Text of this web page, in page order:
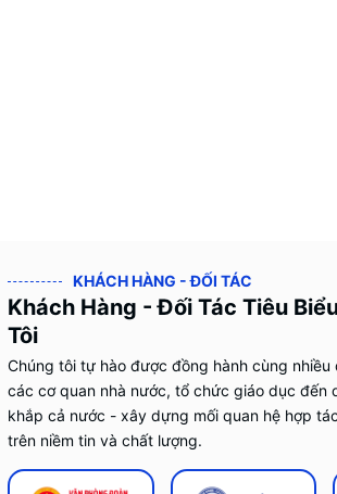
KHÁCH HÀNG - ĐỐI TÁC
Khách Hàng - Đối Tác Tiêu
Tôi
Chúng tôi tự hào được đồng hành cùng
các cơ quan nhà nước, tổ chức giáo dục đến
khắp cả nước - xây dựng mối quan hệ hợp
trên niềm tin và chất lượng.